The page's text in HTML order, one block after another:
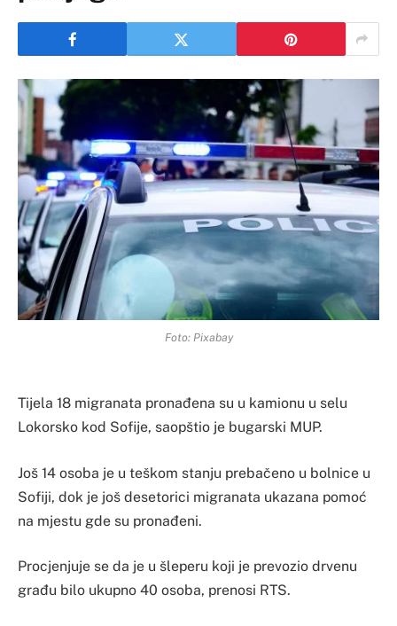
Foto: Pixabay
Tijela 18 migranata pronađena su u kamionu u selu
Lokorsko kod Sofije, saopštio je bugarski MUP.
Još 14 osoba je u teškom stanju prebačeno u bolnice u
Sofiji, dok je još desetorici migranata ukazana pomoć
na mjestu gde su pronađeni.
Procjenjuje se da je u šleperu koji je prevozio drvenu
građu bilo ukupno 40 osoba, prenosi RTS.